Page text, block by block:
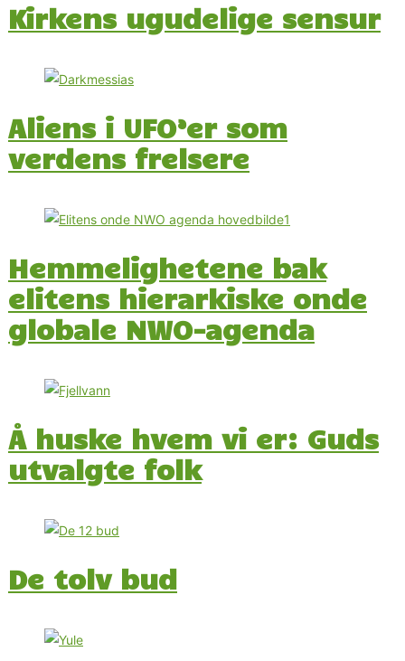
Kirkens ugudelige sensur
Aliens i UFO’er som
verdens frelsere
Hemmelighetene bak
elitens hierarkiske onde
globale NWO-agenda
Å huske hvem vi er: Guds
utvalgte folk
De tolv bud